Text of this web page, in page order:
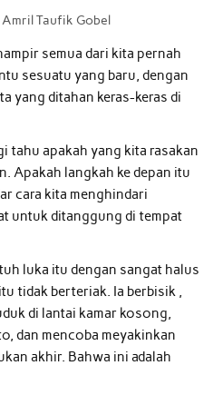
Amril Taufik Gobel
semua dari kita pernah
sesuatu yang baru, dengan
yang ditahan keras-keras di
tahu apakah yang kita rasakan
Apakah langkah ke depan itu
cara kita menghindari
untuk ditanggung di tempat
luka itu dengan sangat halus
tidak berteriak. Ia berbisik ,
di lantai kamar kosong,
dan mencoba meyakinkan
akhir. Bahwa ini adalah